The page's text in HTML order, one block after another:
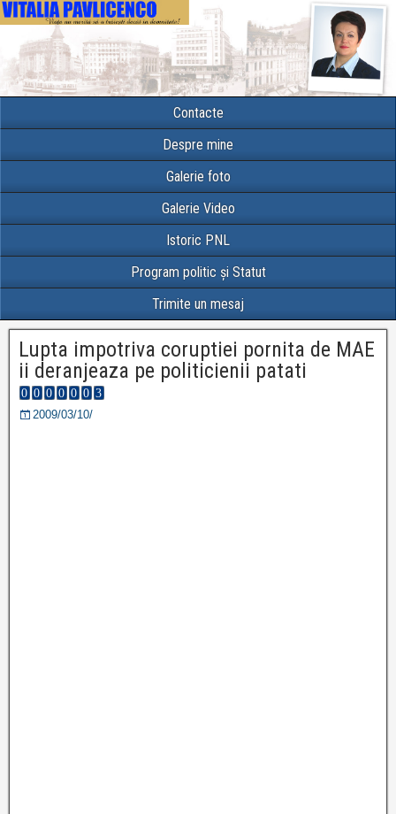
Contacte
Despre mine
Galerie foto
Galerie Video
Istoric PNL
Program politic și Statut
Trimite un mesaj
Lupta impotriva coruptiei pornita de MAE
ii deranjeaza pe politicienii patati
2009/03/10/